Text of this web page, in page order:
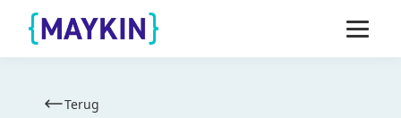
Naar de inhoud springen
Naar de footer springen
Terug